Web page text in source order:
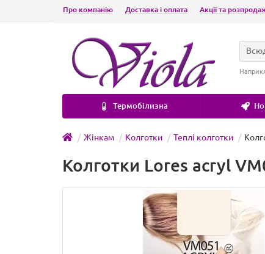
Про компанію Доставка і оплата Акції та
Термобілизна
Жінкам Колготки Теплі колготки
Колготки Lores acryl